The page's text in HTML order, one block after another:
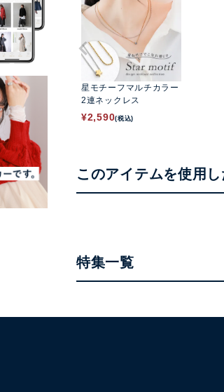
星モチーフマルチカラー
2連ネックレス
¥2,590(税込)
このアイテムを使用
特集一覧